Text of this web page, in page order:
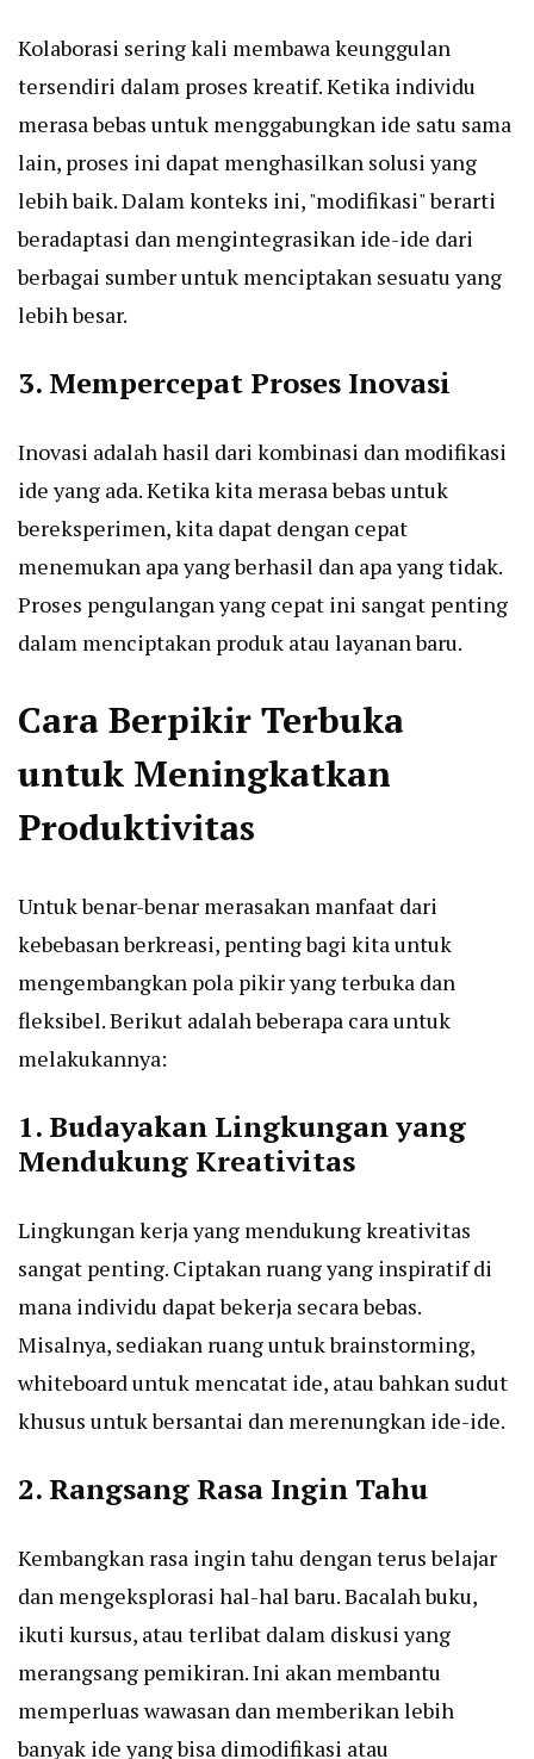
Kolaborasi sering kali membawa keunggulan
tersendiri dalam proses kreatif. Ketika individu
merasa bebas untuk menggabungkan ide satu sama
lain, proses ini dapat menghasilkan solusi yang
lebih baik. Dalam konteks ini, "modifikasi" berarti
beradaptasi dan mengintegrasikan ide-ide dari
berbagai sumber untuk menciptakan sesuatu yang
lebih besar.
3. Mempercepat Proses Inovasi
Inovasi adalah hasil dari kombinasi dan modifikasi
ide yang ada. Ketika kita merasa bebas untuk
bereksperimen, kita dapat dengan cepat
menemukan apa yang berhasil dan apa yang tidak.
Proses pengulangan yang cepat ini sangat penting
dalam menciptakan produk atau layanan baru.
Cara Berpikir Terbuka
untuk Meningkatkan
Produktivitas
Untuk benar-benar merasakan manfaat dari
kebebasan berkreasi, penting bagi kita untuk
mengembangkan pola pikir yang terbuka dan
fleksibel. Berikut adalah beberapa cara untuk
melakukannya:
1. Budayakan Lingkungan yang
Mendukung Kreativitas
Lingkungan kerja yang mendukung kreativitas
sangat penting. Ciptakan ruang yang inspiratif di
mana individu dapat bekerja secara bebas.
Misalnya, sediakan ruang untuk brainstorming,
whiteboard untuk mencatat ide, atau bahkan sudut
khusus untuk bersantai dan merenungkan ide-ide.
2. Rangsang Rasa Ingin Tahu
Kembangkan rasa ingin tahu dengan terus belajar
dan mengeksplorasi hal-hal baru. Bacalah buku,
ikuti kursus, atau terlibat dalam diskusi yang
merangsang pemikiran. Ini akan membantu
memperluas wawasan dan memberikan lebih
banyak ide yang bisa dimodifikasi atau